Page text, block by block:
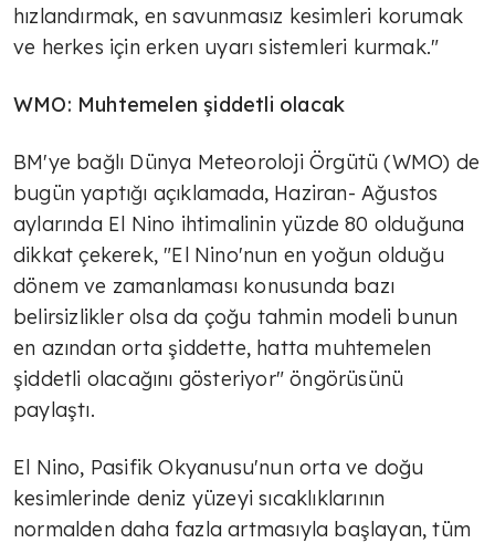
hızlandırmak, en savunmasız kesimleri korumak
ve herkes için erken uyarı sistemleri kurmak."
WMO: Muhtemelen şiddetli olacak
BM'ye bağlı Dünya Meteoroloji Örgütü (WMO) de
bugün yaptığı açıklamada, Haziran- Ağustos
aylarında El Nino ihtimalinin yüzde 80 olduğuna
dikkat çekerek, "El Nino'nun en yoğun olduğu
dönem ve zamanlaması konusunda bazı
belirsizlikler olsa da çoğu tahmin modeli bunun
en azından orta şiddette, hatta muhtemelen
şiddetli olacağını gösteriyor" öngörüsünü
paylaştı.
El Nino, Pasifik Okyanusu'nun orta ve doğu
kesimlerinde deniz yüzeyi sıcaklıklarının
normalden daha fazla artmasıyla başlayan, tüm